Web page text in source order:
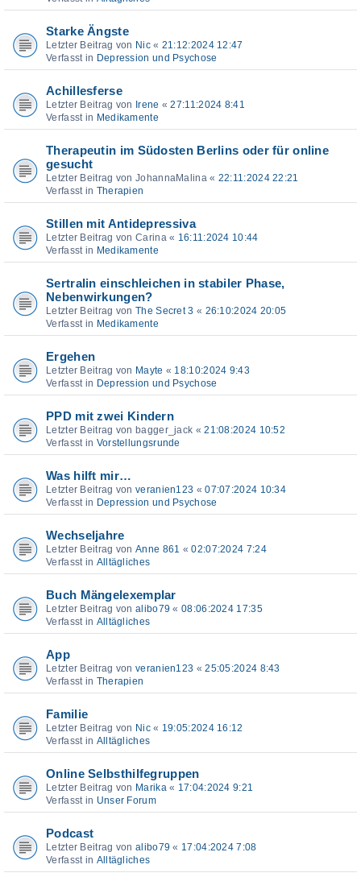
Starke Ängste
Letzter Beitrag von Nic« 21:12:2024 12:47
Verfasst in Depression und Psychose
Achillesferse
Letzter Beitrag von Irene «27:11:2024 8:41
Verfasst in Medikamente
Therapeutin im Südosten Berlins oder für online
gesucht
Letzter Beitrag vonJohannaMalina« 22:11:2024 22:21
Verfasst in Therapien
Stillen mit Antidepressiva
Letzter Beitrag vonCarina« 16:11:2024 10:44
Verfasst in Medikamente
Sertralin einschleichen in stabiler Phase,
Nebenwirkungen?
Letzter Beitrag von The Secret 3 « 26:10:2024 20:05
Verfasst in Medikamente
Ergehen
Letzter Beitrag von Mayte « 18:10:2024 9:43
Verfasst in Depression und Psychose
PPD mit zwei Kindern
Letzter Beitrag von bagger_jack «21:08:2024 10:52
Verfasst in Vorstellungsrunde
Was hilft mir…
Letzter Beitrag von veranien123 «07:07:2024 10:34
Verfasst in Depression und Psychose
Wechseljahre
Letzter Beitrag von Anne 861 «02:07:2024 7:24
Verfasst in Alltägliches
Buch Mängelexemplar
Letzter Beitrag von alibo79 «08:06:2024 17:35
Verfasst in Alltägliches
App
Letzter Beitrag von veranien123 «25:05:2024 8:43
Verfasst in Therapien
Familie
Letzter Beitrag von Nic« 19:05:2024 16:12
Verfasst in Alltägliches
Online Selbsthilfegruppen
Letzter Beitrag von Marika« 17:04:2024 9:21
Verfasst in Unser Forum
Podcast
Letzter Beitrag von alibo79 « 17:04:2024 7:08
Verfasst in Alltägliches